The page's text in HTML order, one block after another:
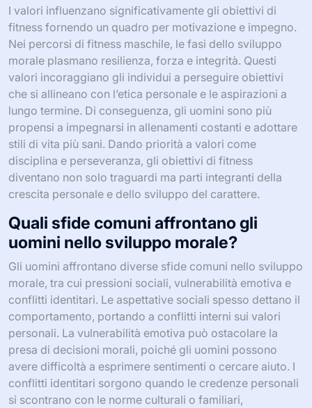
I valori influenzano significativamente gli obiettivi di
fitness fornendo un quadro per motivazione e impegno.
Nei percorsi di fitness maschile, le fasi dello sviluppo
morale plasmano resilienza, forza e integrità. Questi
valori incoraggiano gli individui a perseguire obiettivi
che si allineano con l’etica personale e le aspirazioni a
lungo termine. Di conseguenza, gli uomini sono più
propensi a impegnarsi in allenamenti costanti e adottare
stili di vita più sani. Dando priorità a valori come
disciplina e perseveranza, gli obiettivi di fitness
diventano non solo traguardi ma parti integranti della
crescita personale e dello sviluppo del carattere.
Quali sfide comuni affrontano gli
uomini nello sviluppo morale?
Gli uomini affrontano diverse sfide comuni nello sviluppo
morale, tra cui pressioni sociali, vulnerabilità emotiva e
conflitti identitari. Le aspettative sociali spesso dettano il
comportamento, portando a conflitti interni sui valori
personali. La vulnerabilità emotiva può ostacolare la
presa di decisioni morali, poiché gli uomini possono
avere difficoltà a esprimere sentimenti o cercare aiuto. I
conflitti identitari sorgono quando le credenze personali
si scontrano con le norme culturali o familiari,